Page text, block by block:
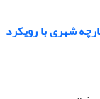
شهری با رویکرد